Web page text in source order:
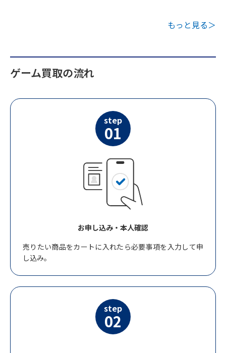
もっと見る＞
ゲーム買取の流れ
step
01
お申し込み・本人確認
売りたい商品をカートに入れたら必要事項を入力して申
し込み。
step
02